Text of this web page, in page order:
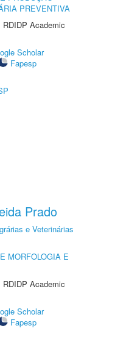
PREVENTIVA
Academic
Scholar
Fapesp
Prado
e Veterinárias
MORFOLOGIA E
Academic
Scholar
Fapesp